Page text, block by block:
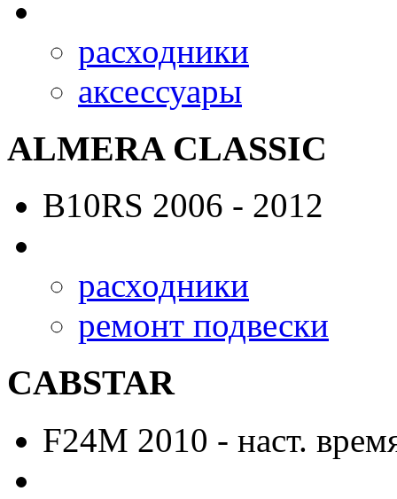
расходники
аксессуары
ALMERA CLASSIC
B10RS 2006 - 2012
расходники
ремонт подвески
CABSTAR
F24M 2010 - наст.